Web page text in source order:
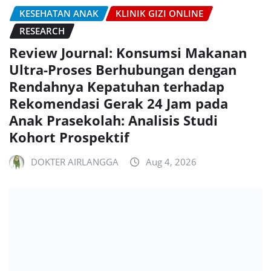
KESEHATAN ANAK
KLINIK GIZI ONLINE
RESEARCH
Review Journal: Konsumsi Makanan
Ultra-Proses Berhubungan dengan
Rendahnya Kepatuhan terhadap
Rekomendasi Gerak 24 Jam pada
Anak Prasekolah: Analisis Studi
Kohort Prospektif
DOKTER AIRLANGGA Aug 4, 2026